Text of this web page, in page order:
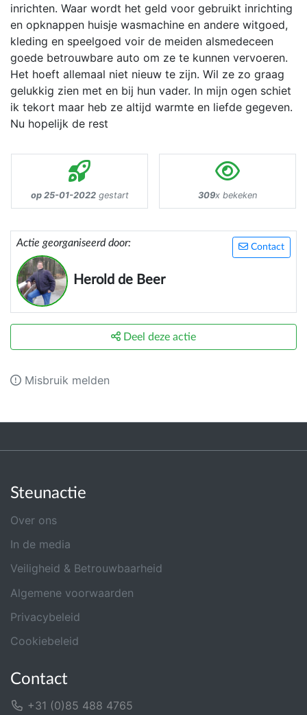
inrichten. Waar wordt het geld voor gebruikt inrichting
en opknappen huisje wasmachine en andere witgoed,
kleding en speelgoed voir de meiden alsmedeceen
goede betrouwbare auto om ze te kunnen vervoeren.
Het hoeft allemaal niet nieuw te zijn. Wil ze zo graag
gelukkig zien met en bij hun vader. In mijn ogen schiet
ik tekort maar heb ze altijd warmte en liefde gegeven.
Nu hopelijk de rest
op 25-01-2022gestart 309x bekeken
Contact
Actie georganiseerd door:
Herold de Beer
Deel deze actie
Misbruik melden
Steunactie
Over ons
In de media
Veiligheid & Betrouwbaarheid
Algemene voorwaarden
Privacybeleid
Cookiebeleid
Contact
+31 (0)85 488 4765